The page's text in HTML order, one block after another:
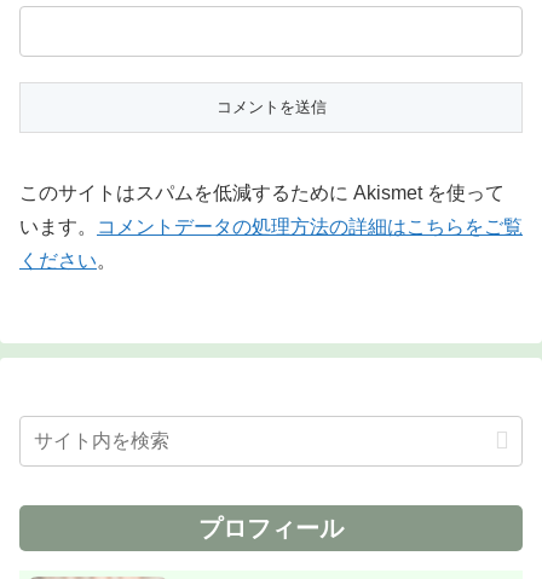
このサイトはスパムを低減するために Akismet を使って
います。
コメントデータの処理方法の詳細はこちらをご覧
ください。
プロフィール